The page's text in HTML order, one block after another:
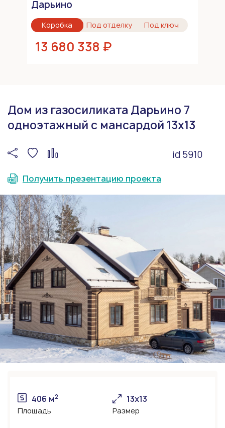
Дарьино
Коробка Под отделку Под ключ
13 680 338 ₽
Дом из газосиликата Дарьино 7
одноэтажный с мансардой 13х13
id 5910
Получить презентацию проекта
406 м2
Площадь
13х13
Размер